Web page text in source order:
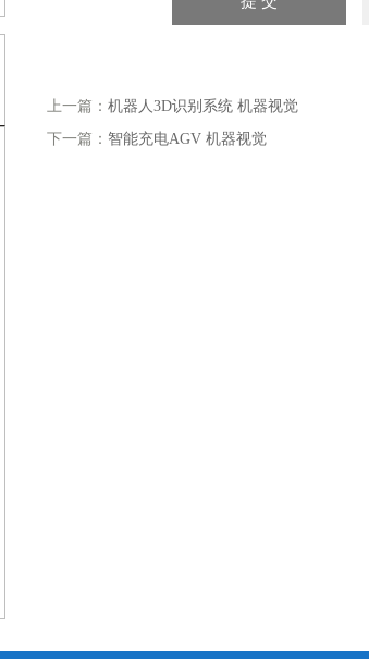
上一篇： 机器人3D识别系统 机器视觉
下一篇： 智能充电AGV 机器视觉